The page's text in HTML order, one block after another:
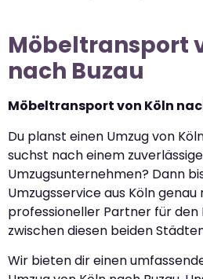
Möbeltransport
nach Buzau
Möbeltransport von Köln
Du planst einen Umzug von
suchst nach einem
Umzugsunternehmen? Dann
Umzugsservice aus Köln
professioneller Partner für
zwischen diesen beiden
Wir bieten dir einen